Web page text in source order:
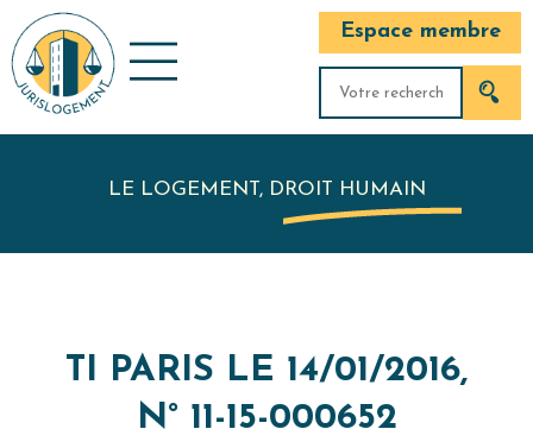
Espace membre
LE LOGEMENT, DROIT HUMAIN
TI PARIS LE 14/01/2016,
N° 11-15-000652